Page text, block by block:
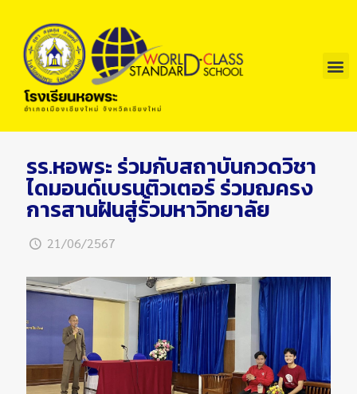
รร.หอพระ ร่วมกับสถาบันกวดวิชา
ไดมอนด์เบรนติวเตอร์ ร่วมฌครง
การสานฝันสู่รั้วมหาวิทยาลัย
21/06/2567